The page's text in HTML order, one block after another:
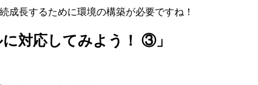
成長するために環境の構築が必要ですね！
対応してみよう！ ③」